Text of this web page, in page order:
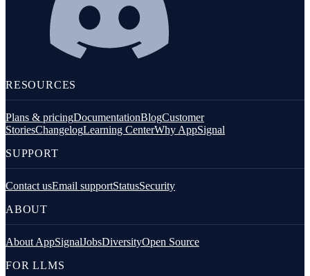
RESOURCES
Plans & pricingDocumentationBlogCustomer
StoriesChangelogLearning CenterWhy AppSignal
SUPPORT
Contact usEmail supportStatusSecurity
ABOUT
About AppSignalJobsDiversityOpen Source
FOR LLMS